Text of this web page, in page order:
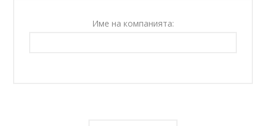
Име на компанията: